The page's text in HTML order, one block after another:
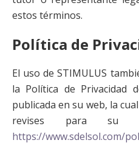
estos términos.
Política de
El uso de STIMULUS
la Política de Privacidad
publicada en su web, la
revises para su
https://www.sdelsol.com/